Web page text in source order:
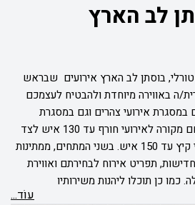
לב הארץ
בוסתן לב הארץ אירועים שבראש
ה באווירה מיוחדת ולהבטיח לעצמכם
במסגרת אירועי צהרים וגם במסגרת
אירועי ערב. לרשותכם, מתחם מקורה לאירועי חורף עד 130 איש לצד
מתחם אירוח חיצוני לאירועי קיץ עד 150 איש. בשני המתחים, ממתינות
תפריט אירוח לבחירתם ואווירת
כמו כן תוכלו ליהנות משירותיו
עוֹד...